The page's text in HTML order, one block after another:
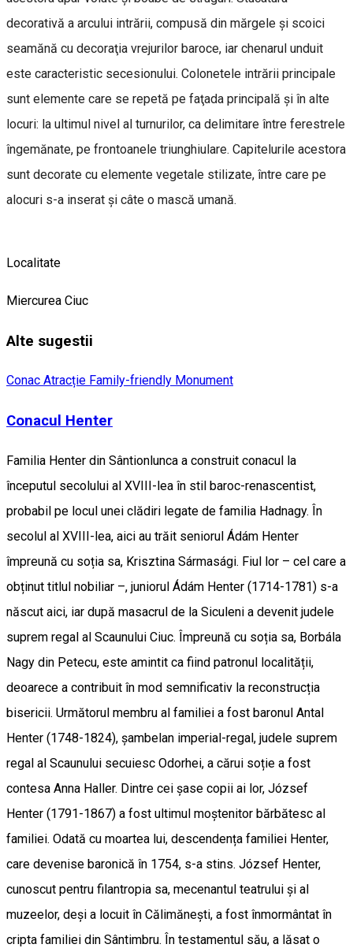
decorativă a arcului intrării, compusă din mărgele şi scoici
seamănă cu decoraţia vrejurilor baroce, iar chenarul unduit
este caracteristic secesionului. Colonetele intrării principale
sunt elemente care se repetă pe faţada principală şi în alte
locuri: la ultimul nivel al turnurilor, ca delimitare între ferestrele
îngemănate, pe frontoanele triunghiulare. Capitelurile acestora
sunt decorate cu elemente vegetale stilizate, între care pe
alocuri s-a inserat şi câte o mască umană.
Localitate
Miercurea Ciuc
Alte sugestii
Conac Atracție Family-friendly Monument
Conacul Henter
Familia Henter din Sântionlunca a construit conacul la
începutul secolului al XVIII-lea în stil baroc-renascentist,
probabil pe locul unei clădiri legate de familia Hadnagy. În
secolul al XVIII-lea, aici au trăit seniorul Ádám Henter
împreună cu soția sa, Krisztina Sármasági. Fiul lor – cel care a
obținut titlul nobiliar –, juniorul Ádám Henter (1714-1781) s-a
născut aici, iar după masacrul de la Siculeni a devenit judele
suprem regal al Scaunului Ciuc. Împreună cu soția sa, Borbála
Nagy din Petecu, este amintit ca fiind patronul localității,
deoarece a contribuit în mod semnificativ la reconstrucția
bisericii. Următorul membru al familiei a fost baronul Antal
Henter (1748-1824), șambelan imperial-regal, judele suprem
regal al Scaunului secuiesc Odorhei, a cărui soție a fost
contesa Anna Haller. Dintre cei șase copii ai lor, József
Henter (1791-1867) a fost ultimul moștenitor bărbătesc al
familiei. Odată cu moartea lui, descendența familiei Henter,
care devenise baronică în 1754, s-a stins. József Henter,
cunoscut pentru filantropia sa, mecenantul teatrului și al
muzeelor, deși a locuit în Călimănești, a fost înmormântat în
cripta familiei din Sântimbru. În testamentul său, a lăsat o